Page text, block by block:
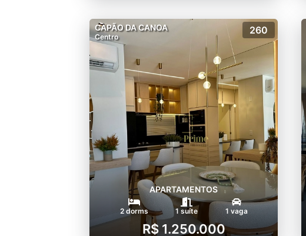
CAPÃO DA CANOA
Centro
260
APARTAMENTOS
2 dorms 1 suíte 1 vaga
R$ 1.250.000